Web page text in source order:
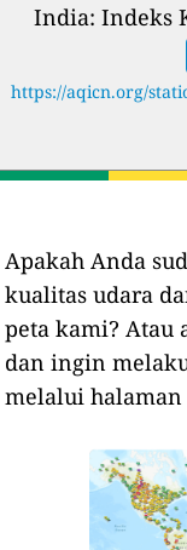
India: Indeks
https://aqicn.org/
Apakah Anda
kualitas udara
peta kami?
dan ingin
melalui